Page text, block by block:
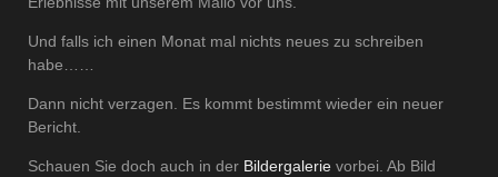
Und falls ich einen Monat mal nichts neues zu schreiben
habe……
Dann nicht verzagen. Es kommt bestimmt wieder ein neuer
Bericht.
Schauen Sie doch auch in der Bildergalerie vorbei. Ab Bild